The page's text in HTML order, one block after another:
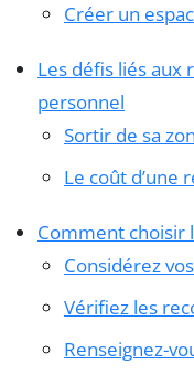
Créer un
Les défis liés
personnel
Sortir de sa
Le coût d’une
Comment choisir
Considérez
Vérifiez les
Renseignez-